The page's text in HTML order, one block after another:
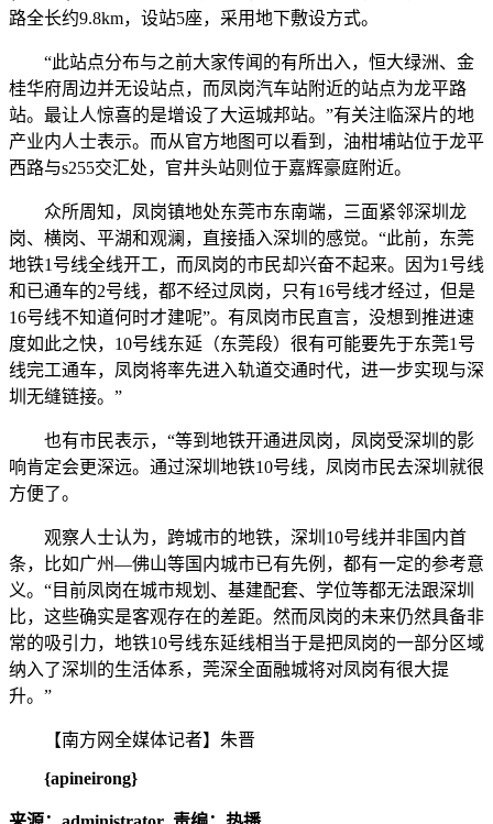
路全长约9.8km，设站5座，采用地下敷设方式。
“此站点分布与之前大家传闻的有所出入，恒大绿洲、金
桂华府周边并无设站点，而凤岗汽车站附近的站点为龙平路
站。最让人惊喜的是增设了大运城邦站。”有关注临深片的地
产业内人士表示。而从官方地图可以看到，油柑埔站位于龙平
西路与s255交汇处，官井头站则位于嘉辉豪庭附近。
众所周知，凤岗镇地处东莞市东南端，三面紧邻深圳龙
岗、横岗、平湖和观澜，直接插入深圳的感觉。“此前，东莞
地铁1号线全线开工，而凤岗的市民却兴奋不起来。因为1号线
和已通车的2号线，都不经过凤岗，只有16号线才经过，但是
16号线不知道何时才建呢”。有凤岗市民直言，没想到推进速
度如此之快，10号线东延（东莞段）很有可能要先于东莞1号
线完工通车，凤岗将率先进入轨道交通时代，进一步实现与深
圳无缝链接。”
也有市民表示，“等到地铁开通进凤岗，凤岗受深圳的影
响肯定会更深远。通过深圳地铁10号线，凤岗市民去深圳就很
方便了。
观察人士认为，跨城市的地铁，深圳10号线并非国内首
条，比如广州—佛山等国内城市已有先例，都有一定的参考意
义。“目前凤岗在城市规划、基建配套、学位等都无法跟深圳
比，这些确实是客观存在的差距。然而凤岗的未来仍然具备非
常的吸引力，地铁10号线东延线相当于是把凤岗的一部分区域
纳入了深圳的生活体系，莞深全面融城将对凤岗有很大提
升。”
【南方网全媒体记者】朱晋
{apineirong}